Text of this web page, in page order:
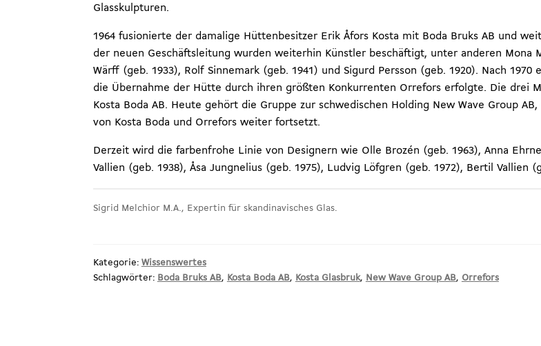
Glasskulpturen.
1964 fusionierte der damalige Hüttenbesitzer Erik Åfors Kosta mit Boda Bruks AB und
der neuen Geschäftsleitung wurden weiterhin Künstler beschäftigt, unter anderen Mona
Wärff (geb. 1933), Rolf Sinnemark (geb. 1941) und Sigurd Persson (geb. 1920). Nach
die Übernahme der Hütte durch ihren größten Konkurrenten Orrefors erfolgte. Die drei
Kosta Boda AB. Heute gehört die Gruppe zur schwedischen Holding New Wave Group
von Kosta Boda und Orrefors weiter fortsetzt.
Derzeit wird die farbenfrohe Linie von Designern wie Olle Brozén (geb. 1963), Anna
Vallien (geb. 1938), Åsa Jungnelius (geb. 1975), Ludvig Löfgren (geb. 1972), Bertil Vallien
Sigrid Melchior M.A., Expertin für skandinavisches Glas.
Kategorie: Wissenswertes
Schlagwörter: Boda Bruks AB, Kosta Boda AB, Kosta Glasbruk, New Wave Group AB, Orrefors